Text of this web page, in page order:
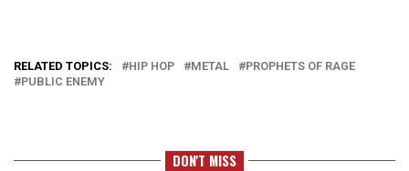
RELATED TOPICS: HIP HOP METAL
PROPHETS OF RAGE
PUBLIC ENEMY
DON'T MISS